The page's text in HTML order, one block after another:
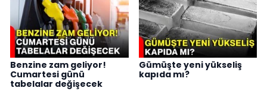
Benzine zam geliyor!
Cumartesi günü
tabelalar değişecek
Gümüşte yeni yükseliş
kapıda mı?